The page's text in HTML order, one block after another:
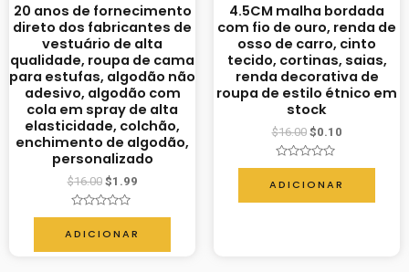
20 anos de fornecimento
direto dos fabricantes de
vestuário de alta
qualidade, roupa de cama
para estufas, algodão não
adesivo, algodão com
cola em spray de alta
elasticidade, colchão,
enchimento de algodão,
personalizado
$16.00 $1.99
Avaliação
de
5
ADICIONAR
4.5CM malha bordada
com fio de ouro, renda de
osso de carro, cinto
tecido, cortinas, saias,
renda decorativa de
roupa de estilo étnico em
stock
$16.00 $0.10
Avaliação
de
5
ADICIONAR